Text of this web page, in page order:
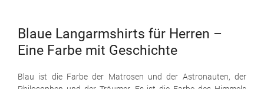
Blaue Langarmshirts für Herren –
Eine Farbe mit Geschichte
Blau ist die Farbe der Matrosen und der Astronauten, der